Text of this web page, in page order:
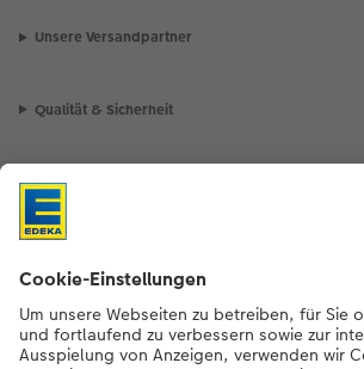
Unsere Versandpartner
Qualität & Sicherheit
Nachhaltigkeit bei CEWE
Informationen